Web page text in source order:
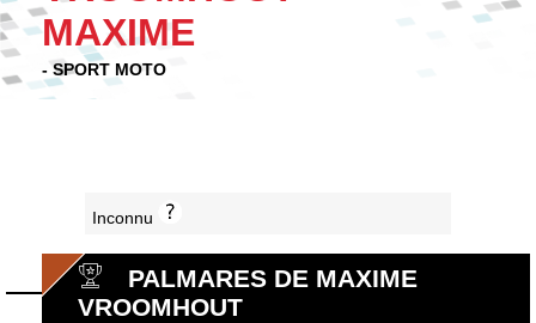
MAXIME
- SPORT MOTO
Inconnu
PALMARES DE MAXIME
VROOMHOUT